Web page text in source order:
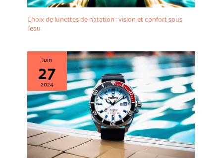
Choix de lunettes de natation : vision et confort sous
l’eau
Juin
27
2024